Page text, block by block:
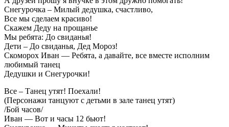
Снегурочка – Милый дедушка, счастливо,
Все мы сделаем красиво!
Скажем Деду на прощанье
Мы ребята: До свиданья!
Дети – До свиданья, Дед Мороз!
Скоморох Иван — Ребята, а давайте, все вместе исполним
любимый танец
Дедушки и Снегурочки!
Все – Танец утят! Поехали!
(Персонажи танцуют с детьми в зале танец утят)
/Бой часов/
Иван — Вот и часы 12 бьют!